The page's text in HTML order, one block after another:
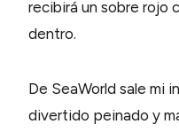
recibirá un sobre rojo
dentro.
De SeaWorld sale mi
divertido peinado y